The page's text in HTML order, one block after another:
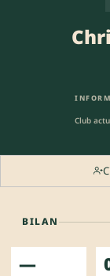
Club
BILAN
—